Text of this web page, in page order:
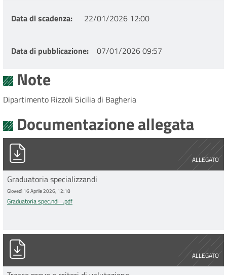
Data di scadenza 22/01/2026 12:00
Data di pubblicazione 07/01/2026 09:57
Note
Dipartimento Rizzoli Sicilia di Bagheria
Documentazione allegata
ALLEGATO
Graduatoria spec.ndi_.pdf
Graduatoria specializzandi
Giovedì 16 Aprile 2026, 12:18
Graduatoria spec.ndi_.pdf
ALLEGATO
Tracce prove e criteri di valutazione.pdf